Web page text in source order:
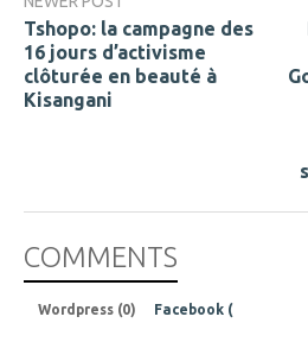
Tshopo: la campagne des
16 jours d’activisme
clôturée en beauté à
Kisangani
COMMENTS
Wordpress (0) Facebook (